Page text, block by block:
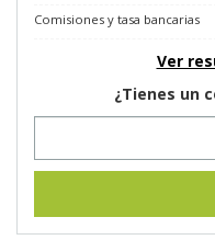
Comisiones y tasa bancarias
Ver
¿Tienes un